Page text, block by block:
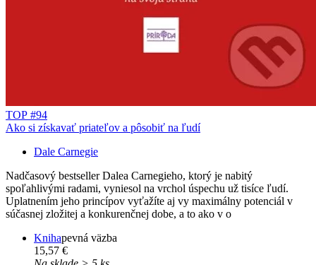
TOP #94
Ako si získavať priateľov a pôsobiť na ľudí
Dale Carnegie
Nadčasový bestseller Dalea Carnegieho, ktorý je nabitý
spoľahlivými radami, vyniesol na vrchol úspechu už tisíce ľudí.
Uplatnením jeho princípov vyťažíte aj vy maximálny potenciál v
súčasnej zložitej a konkurenčnej dobe, a to ako v o
Knihapevná väzba
15,57 €